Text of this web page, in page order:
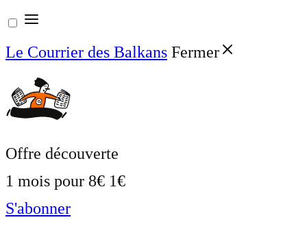
Aller
au
contenu
Le Courrier des Balkans Fermer
Offre découverte
1 mois pour 8€ 1€
S'abonner